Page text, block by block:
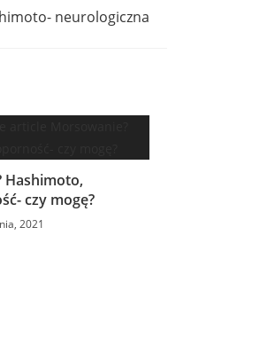
neurologiczna
Hashimoto,
czy mogę?
2021